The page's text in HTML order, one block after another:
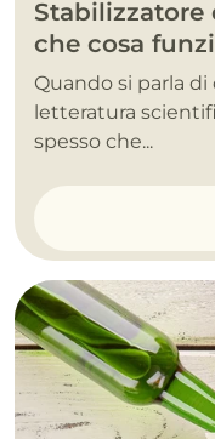
Stabilizzatore
che cosa
Quando si parla
letteratura
spesso che...